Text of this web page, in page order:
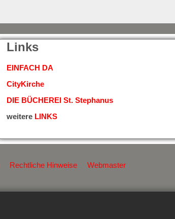
Links
EINFACH DA
CityKirche
DIE BÜCHEREI St. Stephanus
weitere LINKS
Rechtliche Hinweise Webmaster